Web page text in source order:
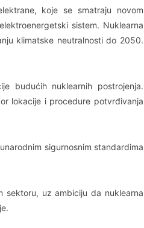
koje se smatraju novom
sistem. Nuklearna
klimatske neutralnosti do 2050.
budućih nuklearnih postrojenja.
lokacije i procedure potvrđivanja
sigurnosnim standardima
sektoru, uz ambiciju da nuklearna